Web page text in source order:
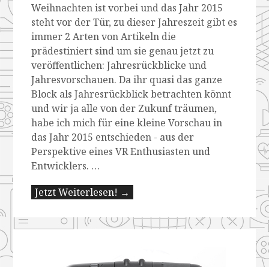
Weihnachten ist vorbei und das Jahr 2015
steht vor der Tür, zu dieser Jahreszeit gibt es
immer 2 Arten von Artikeln die
prädestiniert sind um sie genau jetzt zu
veröffentlichen: Jahresrückblicke und
Jahresvorschauen. Da ihr quasi das ganze
Block als Jahresrückblick betrachten könnt
und wir ja alle von der Zukunf träumen,
habe ich mich für eine kleine Vorschau in
das Jahr 2015 entschieden - aus der
Perspektive eines VR Enthusiasten und
Entwicklers. …
Jetzt Weiterlesen! →